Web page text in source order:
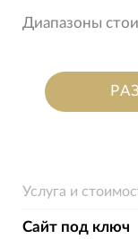
Диапазоны
Услуга и
Сайт под ключ